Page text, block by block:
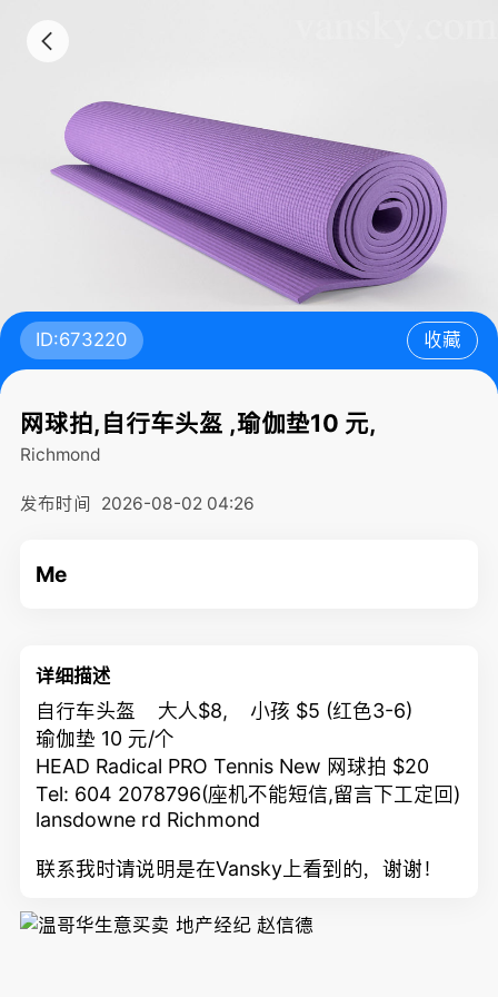
ID:673220 收藏
网球拍,自行车头盔 ,瑜伽垫10 元,
Richmond
发布时间 2026-08-02 04:26
Me
详细描述
自行车头盔 大人$8, 小孩 $5 (红色3-6)
瑜伽垫 10 元/个
HEAD Radical PRO Tennis New 网球拍 $20
Tel: 604 2078796(座机不能短信,留言下工定回)
lansdowne rd Richmond
联系我时请说明是在Vansky上看到的，谢谢！